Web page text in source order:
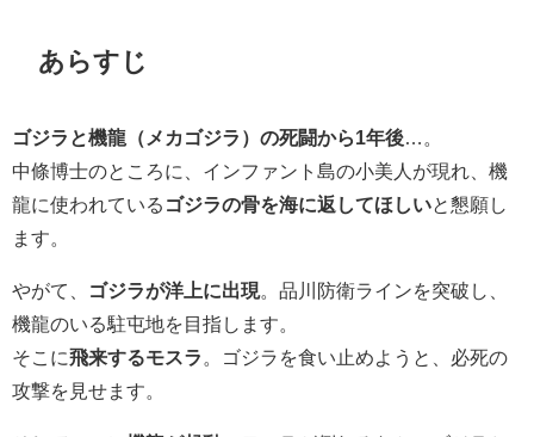
あらすじ
ゴジラと機龍（メカゴジラ）の死闘から1年後
中條博士のところに、インファント島の小美人が現れ、機
龍に使われている ゴジラの骨を海に返してほしいと懇願し
ます。
やがて、 ゴジラが洋上に出現 。品川防衛ラインを突破し、
機龍のいる駐屯地を目指します。
そこに飛来するモスラ
。ゴジラを食い止めようと、必死の
攻撃を見せます。